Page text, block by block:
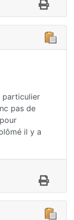
particulier
pas de
il y a